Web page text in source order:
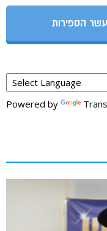
הספירות
Powered by